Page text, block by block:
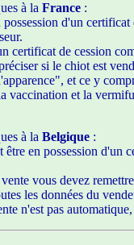
à la France :
d'un
certificat de cession
si le chiot est
et ce y
vaccination et la
à la Belgique :
en possession d'un
vous devez
les données du
n'est pas